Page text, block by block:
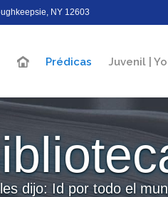
NY 12603
Prédicas Juvenil |
dijo: Id por todo el